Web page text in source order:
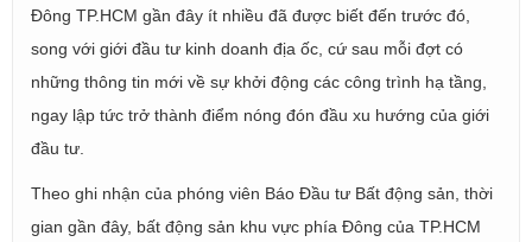
Đông TP.HCM gần đây ít nhiều đã được biết đến trước đó,
song với giới đầu tư kinh doanh địa ốc, cứ sau mỗi đợt có
những thông tin mới về sự khởi động các công trình hạ tầng,
ngay lập tức trở thành điểm nóng đón đầu xu hướng của giới
đầu tư.
Theo ghi nhận của phóng viên Báo Đầu tư Bất động sản, thời
gian gần đây, bất động sản khu vực phía Đông của TP.HCM